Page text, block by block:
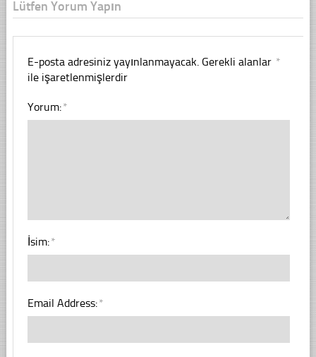
Lütfen Yorum Yapın
E-posta adresiniz yayınlanmayacak. Gerekli alanlar *
ile işaretlenmişlerdir
Yorum:*
İsim:*
Email Address:*